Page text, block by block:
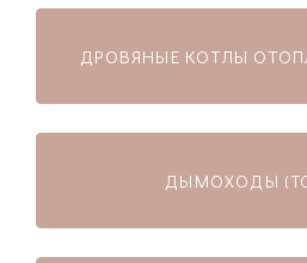
ДРОВЯНЫЕ КОТЛЫ
ДЫМОХОДЫ